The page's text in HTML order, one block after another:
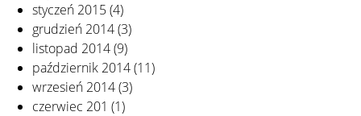
styczeń 2015(4)
grudzień 2014(3)
listopad 2014(9)
październik 2014(11)
wrzesień 2014(3)
czerwiec 201 (1)